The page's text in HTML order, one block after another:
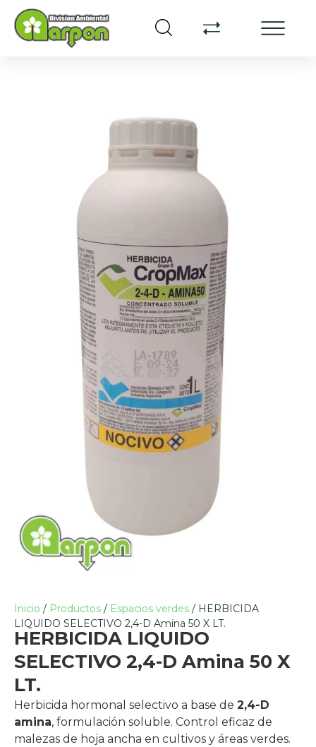
Inicio / Productos / Espacios verdes / HERBICIDA
LIQUIDO SELECTIVO 2,4-D Amina 50 X LT.
HERBICIDA LIQUIDO
SELECTIVO 2,4-D Amina 50 X
LT.
Herbicida hormonal selectivo a base de 2,4-D
amina, formulación soluble. Control eficaz de
malezas de hoja ancha en cultivos y áreas verdes.